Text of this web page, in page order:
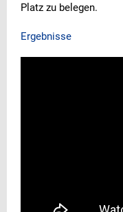
Platz zu belegen.
Ergebnisse